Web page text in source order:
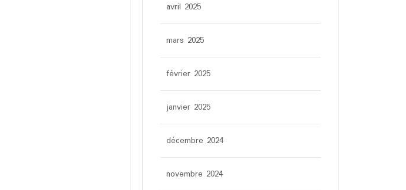
avril 2025
mars 2025
février 2025
janvier 2025
décembre 2024
novembre 2024